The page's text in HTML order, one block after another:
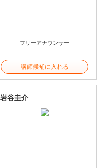
フリーアナウンサー
講師候補に入れる
岩谷圭介